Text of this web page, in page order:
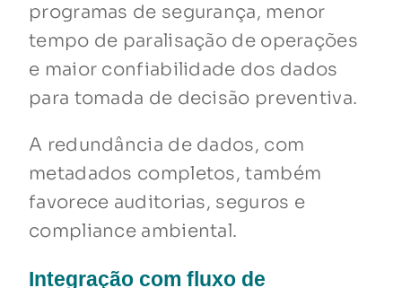
programas de segurança, menor
tempo de paralisação de operações
e maior confiabilidade dos dados
para tomada de decisão preventiva.
A redundância de dados, com
metadados completos, também
favorece auditorias, seguros e
compliance ambiental.
Integração com fluxo de